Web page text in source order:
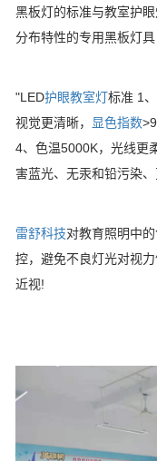
黑板灯的标准与教室护
分布特性的专用黑板灯
"LED护眼教室灯标准 1
视觉更清晰，
显色指数
4、色温5000K，光线更
害蓝光、无汞和铅污染
雷舒科技对教育照明中
控，避免不良灯光对视
近视!